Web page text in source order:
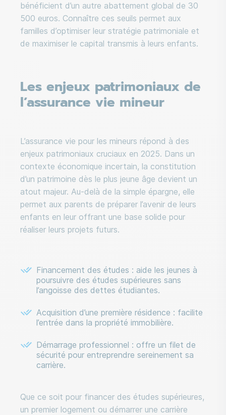
bénéficient d’un autre abattement global de 30
500 euros. Connaître ces seuils permet aux
familles d’optimiser leur stratégie patrimoniale et
de maximiser le capital transmis à leurs enfants.
Les enjeux patrimoniaux de
l’assurance vie mineur
L’assurance vie pour les mineurs répond à des
enjeux patrimoniaux cruciaux en 2025. Dans un
contexte économique incertain, la constitution
d’un patrimoine dès le plus jeune âge devient un
atout majeur. Au-delà de la simple épargne, elle
permet aux parents de préparer l’avenir de leurs
enfants en leur offrant une base solide pour
réaliser leurs projets futurs.
Financement des études : aide les jeunes à
poursuivre des études supérieures sans
l’angoisse des dettes étudiantes.
Acquisition d’une première résidence : facilite
l’entrée dans la propriété immobilière.
Démarrage professionnel : offre un filet de
sécurité pour entreprendre sereinement sa
carrière.
Que ce soit pour financer des études supérieures,
un premier logement ou démarrer une carrière